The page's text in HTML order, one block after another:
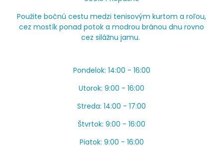
Použite bočnú cestu medzi tenisovým kurtom a roľou,
cez mostík ponad potok a modrou bránou dnu rovno
cez silážnu jamu.
Pondelok: 14:00 - 16:00
Utorok: 9:00 - 16:00
Streda: 14:00 - 17:00
Štvrtok: 9:00 - 16:00
Piatok: 9:00 - 16:00